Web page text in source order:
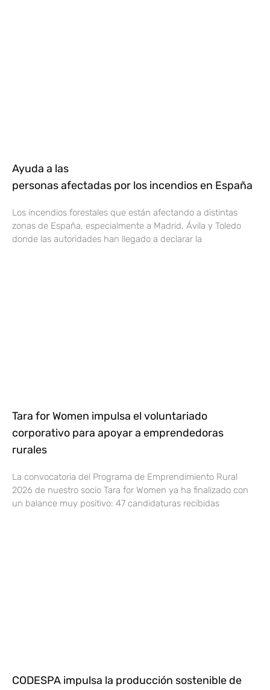
Ayuda a las
personas afectadas por los incendios en España
Los incendios forestales que están afectando a distintas
zonas de España, especialmente a Madrid, Ávila y Toledo
donde las autoridades han llegado a declarar la
Tara for Women impulsa el voluntariado
corporativo para apoyar a emprendedoras
rurales
La convocatoria del Programa de Emprendimiento Rural
2026 de nuestro socio Tara for Women ya ha finalizado con
un balance muy positivo: 47 candidaturas recibidas
CODESPA impulsa la producción sostenible de